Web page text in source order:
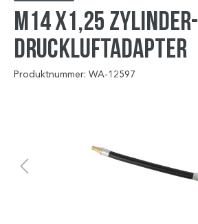
M14 x1,25 Zylinder-
Druckluftadapter
Produktnummer: WA-12597